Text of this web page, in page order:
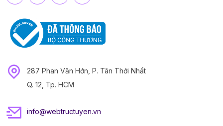
287 Phan Văn Hớn, P. Tân Thới Nhất
Q. 12, Tp. HCM
info@webtructuyen.vn